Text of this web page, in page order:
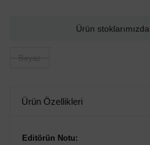
Ürün stoklarımızda
Ürün Özellikleri
Editörün Notu: